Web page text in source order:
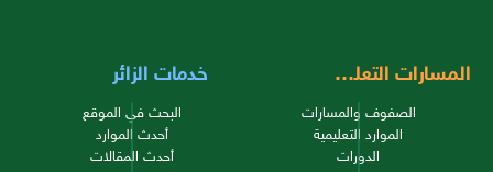
المسارات التعليمية
الصفوف والمسارات
الموارد التعليمية
الدورات
خدمات الزائر
البحث في الموقع
أحدث الموارد
أحدث المقالات